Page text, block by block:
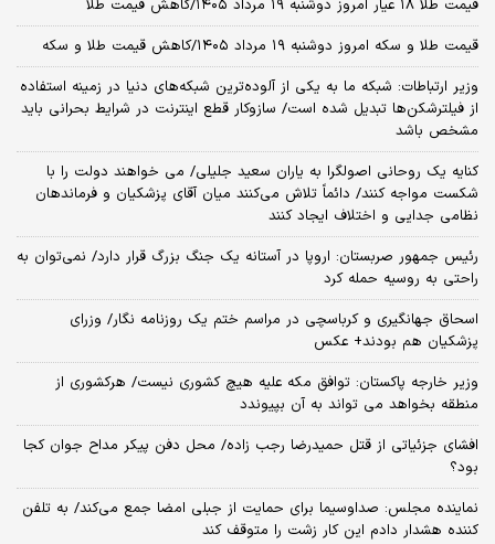
قیمت طلا ۱۸ عیار امروز دوشنبه ۱۹ مرداد ۱۴۰۵/کاهش قیمت طلا
قیمت طلا و سکه امروز دوشنبه ۱۹ مرداد ۱۴۰۵/کاهش قیمت طلا و سکه
وزیر ارتباطات: شبکه ما به یکی از آلوده‌ترین شبکه‌های دنیا در زمینه استفاده
از فیلترشکن‌ها تبدیل شده است/ سازوکار قطع اینترنت در شرایط بحرانی باید
مشخص باشد
کنایه یک روحانی اصولگرا به یاران سعید جلیلی/ می خواهند دولت را با
شکست مواجه کنند/ دائماً تلاش می‌کنند میان آقای پزشکیان و فرماندهان
نظامی جدایی و اختلاف ایجاد کنند
رئیس جمهور صربستان: اروپا در آستانه یک جنگ بزرگ قرار دارد/ نمی‌توان به
راحتی به روسیه حمله کرد
اسحاق جهانگیری و کرباسچی در مراسم ختم یک روزنامه نگار/ وزرای
پزشکیان هم بودند+ عکس
وزیر خارجه پاکستان: توافق مکه علیه هیچ کشوری نیست/ هرکشوری از
منطقه بخواهد می تواند به آن بپیوندد
افشای جزئیاتی از قتل حمیدرضا رجب زاده/ محل دفن پیکر مداح جوان کجا
بود؟
نماینده مجلس: صداوسیما برای حمایت از جبلی امضا جمع می‌کند/ به تلفن
کننده هشدار دادم این کار زشت را متوقف کند